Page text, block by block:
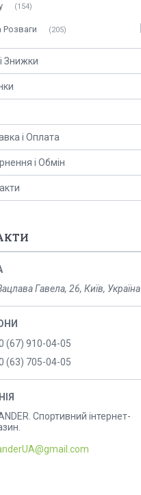
154
Розваги 205
Знижки
і Оплата
і Обмін
Гавела, 26, Київ, Україна
(67) 910-04-05
(63) 705-04-05
Спортивний інтернет-